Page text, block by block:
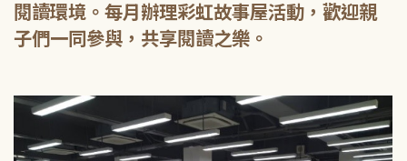
閱讀環境。每月辦理彩虹故事屋活動，歡迎親
子們一同參與，共享閱讀之樂。